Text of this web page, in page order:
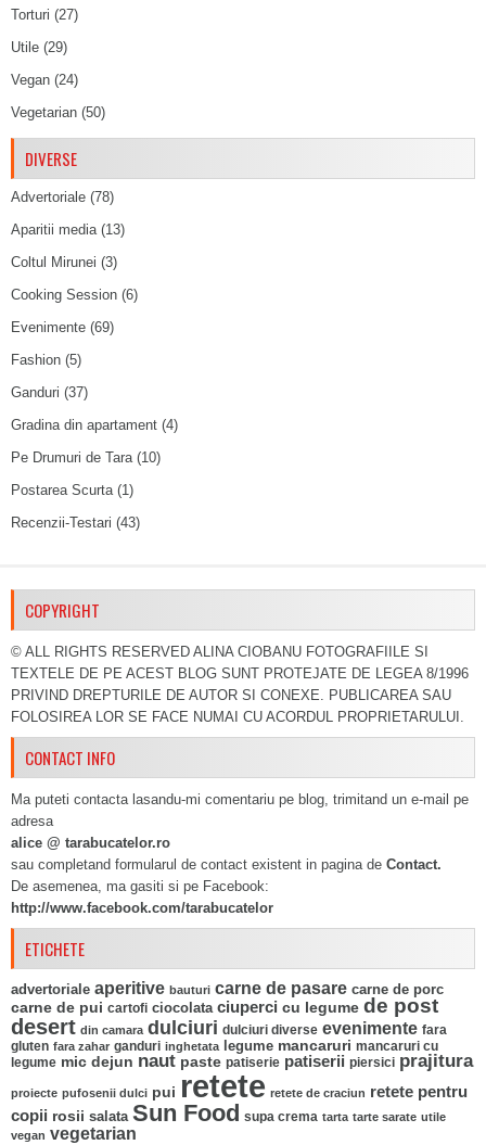
Torturi (27)
Utile (29)
Vegan (24)
Vegetarian (50)
DIVERSE
Advertoriale (78)
Aparitii media(13)
Coltul Mirunei (3)
Cooking Session (6)
Evenimente (69)
Fashion (5)
Ganduri (37)
Gradina din apartament (4)
Pe Drumuri de Tara(10)
Postarea Scurta(1)
Recenzii-Testari (43)
COPYRIGHT
© ALL RIGHTS RESERVED ALINA CIOBANU FOTOGRAFIILE SI
TEXTELE DE PE ACEST BLOG SUNT PROTEJATE DE LEGEA 8/1996
PRIVIND DREPTURILE DE AUTOR SI CONEXE. PUBLICAREA SAU
FOLOSIREA LOR SE FACE NUMAI CU ACORDUL PROPRIETARULUI.
CONTACT INFO
Ma puteti contacta lasandu-mi comentariu pe blog, trimitand un e-mail pe
adresa
alice @ tarabucatelor.ro
sau completand formularul de contact existent in pagina de Contact.
De asemenea, ma gasiti si pe Facebook:
http://www.facebook.com/tarabucatelor
ETICHETE
advertoriale aperitive bauturi carne de pasare carne de porc
carne de pui cartofi ciocolata ciuperci cu legume de post
desert din camara dulciuri dulciuri diverse evenimente fara
gluten fara zahar ganduri inghetata legume mancaruri mancaruri cu
legume mic dejun naut paste patiserie patiserii piersici prajitura
proiecte pufosenii dulci pui retete retete de craciun retete pentru
copii rosii salata Sun Food supa crema tarta tarte sarate utile
vegan vegetarian